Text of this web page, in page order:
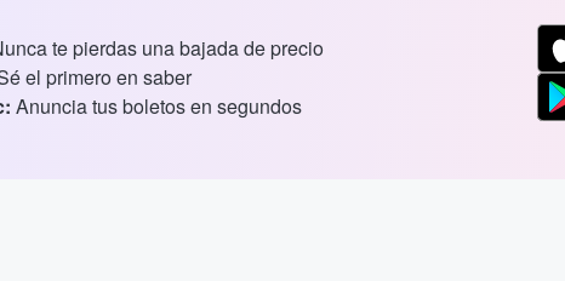
te pierdas una bajada de precio
el primero en saber
Anuncia tus boletos en segundos